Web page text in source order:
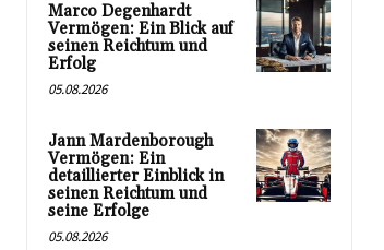
Marco Degenhardt
Vermögen: Ein Blick auf
seinen Reichtum und
Erfolg
05.08.2026
Jann Mardenborough
Vermögen: Ein
detaillierter Einblick in
seinen Reichtum und
seine Erfolge
05.08.2026